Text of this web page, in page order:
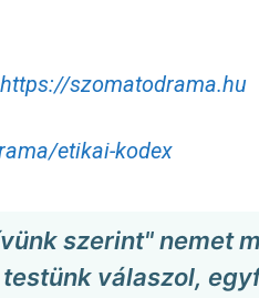
https://szomatodrama.hu
etikai-kodex
szerint" nemet
válaszol,